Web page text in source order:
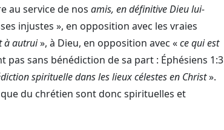
au service de nos amis, en définitive Dieu lui-
injustes », en opposition avec les vraies
à autrui», à Dieu, en opposition avec «ce qui est
pas sans bénédiction de sa part : Éphésiens 1:3
spirituelle dans les lieux célestes en Christ».
du chrétien sont donc spirituelles et